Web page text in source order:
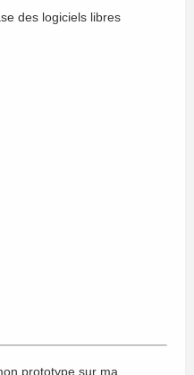
des logiciels libres
prototype sur ma